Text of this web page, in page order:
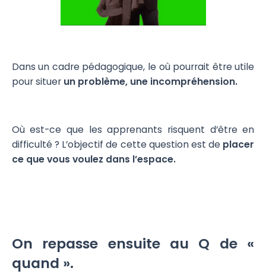
Dans un cadre pédagogique, le où pourrait être utile
pour situerun problème, une incompréhension.
Où est-ce que les apprenants risquent d’être en
difficulté ? L’objectif de cette question est de placer
ce que vous voulez dans l’espace.
On repasse ensuite au Q de «
quand ».